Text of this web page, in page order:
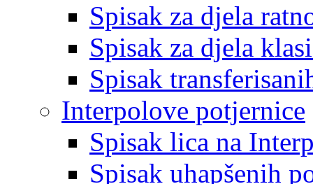
Spisak za djela
Spisak za djela
Spisak
Interpolove potjernice
Spisak lica na
Spisak uhapšenih